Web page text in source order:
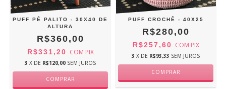
PUFF PÉ PALITO - 30X40 DE
ALTURA
R$360,00
R$331,20 COM PIX
3 X DE R$120,00 SEM JUROS
PUFF CROCHÊ - 40X25
R$280,00
R$257,60 COM PIX
3 X DE R$93,33 SEM JUROS